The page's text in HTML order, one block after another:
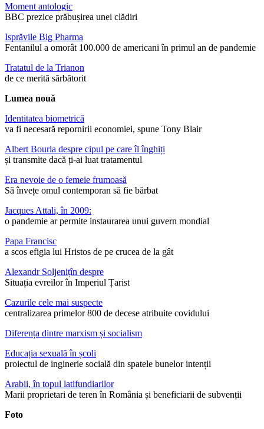
Moment antologic
BBC prezice prăbușirea unei clădiri
Isprăvile Big Pharma
Fentanilul a omorât 100.000 de americani în primul an de pandemie
Tratatul de la Trianon
de ce merită sărbătorit
Lumea nouă
Identitatea biometrică
va fi necesară repornirii economiei, spune Tony Blair
Albert Bourla despre cipul pe care îl înghiți
și transmite dacă ți-ai luat tratamentul
Era nevoie de o femeie frumoasă
Să învețe omul contemporan să fie bărbat
Jacques Attali, în 2009:
o pandemie ar permite instaurarea unui guvern mondial
Papa Francisc
a scos efigia lui Hristos de pe crucea de la gât
Alexandr Soljenițîn despre
Situația evreilor în Imperiul Țarist
Cazurile cele mai suspecte
centralizarea primelor 800 de decese atribuite covidului
Diferența dintre marxism și socialism
Educația sexuală în școli
proiectul de inginerie socială din spatele bunelor intenții
Arabii, în topul latifundiarilor
Marii proprietari de teren în România și beneficiarii de subvenții
Foto